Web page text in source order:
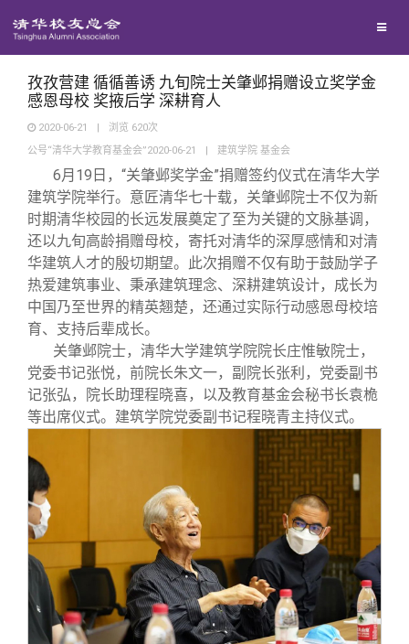
地区联络
年级联络
院系校友工作
专业委员会
兴趣群体
西南联大校友会
回馈母校
捐赠项目
捐赠新闻
捐赠纪事
捐赠方法
义工计划
媒体平台
《清华校友通讯》
《水木清华》
我要订阅
新媒体平台
百年清华
清华人物
清华故事
青春风采
校友文苑
校友视界
校友服务
终身学习
信息化服务
三创大赛
校友总会
总会简介
会长致辞
理事会名单
制度法规
联系我们
关闭
孜孜营建 循循善诱 九旬院士关肇邺捐赠设立奖学金
感恩母校 奖掖后学 深耕育人
2020-06-21 | 浏览 620次
公号“清华大学教育基金会”2020-06-21
| 建筑学院 基金会
6月19日，“关肇邺奖学金”捐赠签约仪式在清华大学
建筑学院举行。意匠清华七十载，关肇邺院士不仅为新
时期清华校园的长远发展奠定了至为关键的文脉基调，
还以九旬高龄捐赠母校，寄托对清华的深厚感情和对清
华建筑人才的殷切期望。此次捐赠不仅有助于鼓励学子
热爱建筑事业、秉承建筑理念、深耕建筑设计，成长为
中国乃至世界的精英翘楚，还通过实际行动感恩母校培
育、支持后辈成长。
关肇邺院士，清华大学建筑学院院长庄惟敏院士，
党委书记张悦，前院长朱文一，副院长张利，党委副书
记张弘，院长助理程晓喜，以及教育基金会秘书长袁桅
等出席仪式。建筑学院党委副书记程晓青主持仪式。